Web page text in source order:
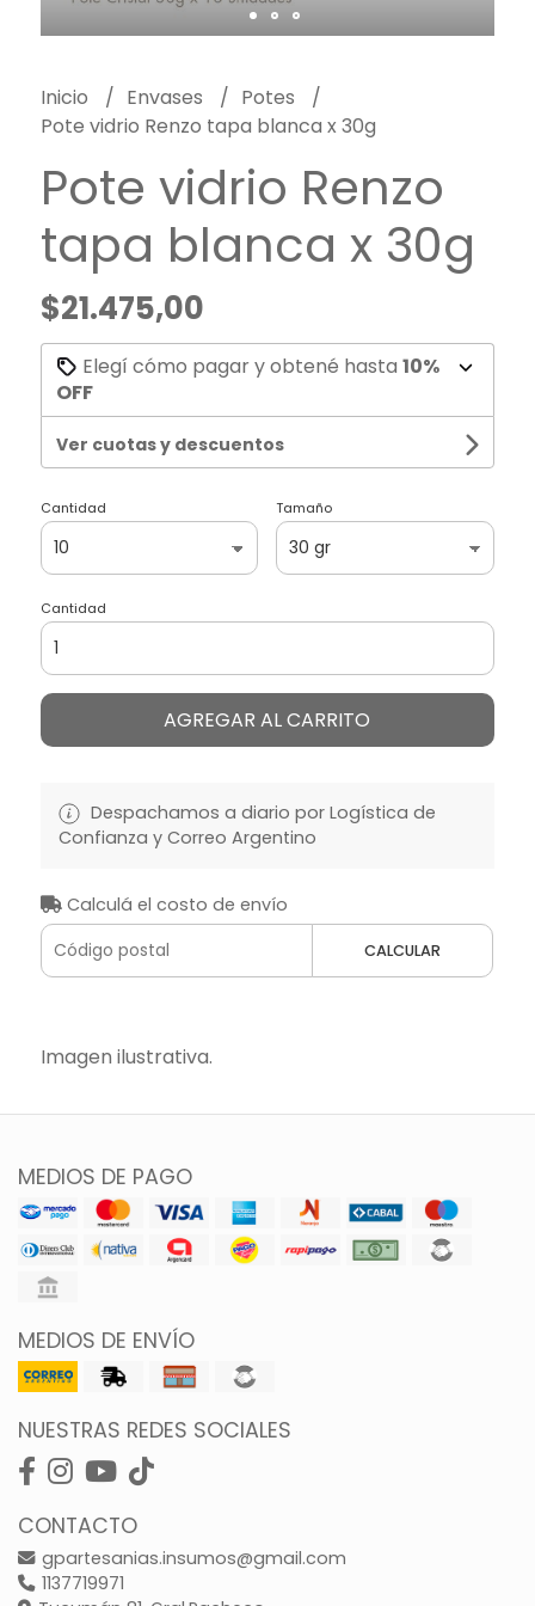
Inicio Envases
Potes
Pote vidrio Renzo tapa blanca x 30g
Pote vidrio Renzo
tapa blanca x 30g
$21.475,00
Elegí cómo pagar y obtené hasta 10%
OFF
Ver cuotas y descuentos
Cantidad Tamaño
Cantidad
AGREGAR AL CARRITO
Despachamos a diario por Logística de
Confianza y Correo Argentino
Calculá el costo de envío
CALCULAR
Imagen ilustrativa.
MEDIOS DE PAGO
MEDIOS DE ENVÍO
NUESTRAS REDES SOCIALES
CONTACTO
gpartesanias.insumos@gmail.com
1137719971